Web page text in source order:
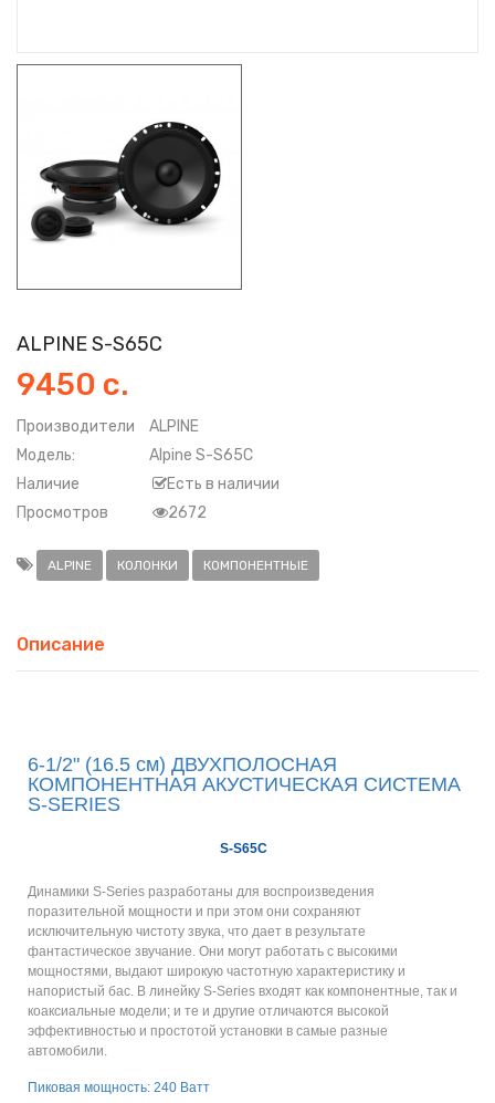
ALPINE S-S65C
9450 с.
Производители
ALPINE
Модель:
Alpine S-S65C
Наличие
Есть в наличии
Просмотров
2672
ALPINE КОЛОНКИ КОМПОНЕНТНЫЕ
Описание
6-1/2" (16.5 см) ДВУХПОЛОСНАЯ
КОМПОНЕНТНАЯ АКУСТИЧЕСКАЯ СИСТЕМА
S-SERIES
S-S65C
Динамики S-Series разработаны для воспроизведения
поразительной мощности и при этом они сохраняют
исключительную чистоту звука, что дает в результате
фантастическое звучание. Они могут работать с высокими
мощностями, выдают широкую частотную характеристику и
напористый бас. В линейку S-Series входят как компонентные, так и
коаксиальные модели; и те и другие отличаются высокой
эффективностью и простотой установки в самые разные
автомобили.
Пиковая мощность: 240 Ватт